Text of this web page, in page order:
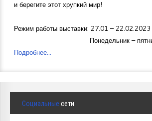
и берегите этот хрупкий мир!
Режим работы выставки: 27.01 – 22.02.2023
Понедельник –
Подробнее...
Социальные сети